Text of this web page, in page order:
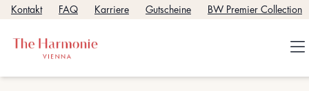
Kontakt FAQ Karriere Gutscheine BW Premier Collection